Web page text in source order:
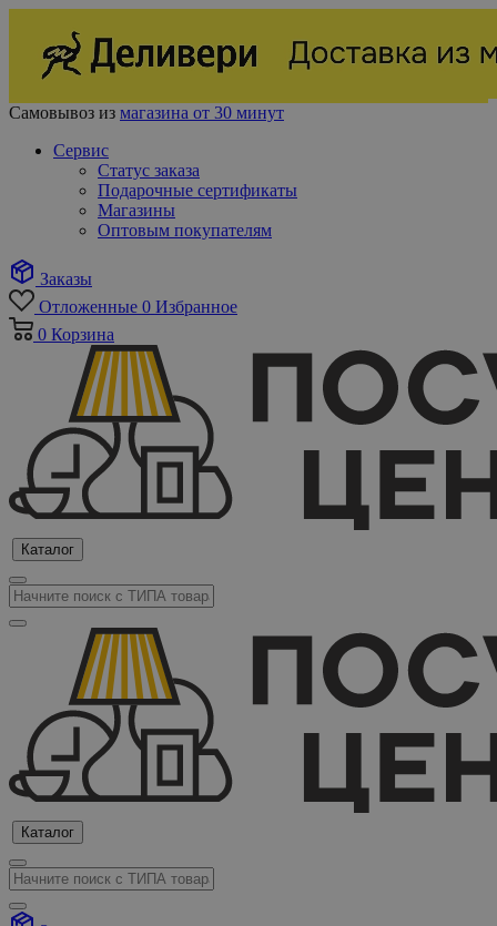
Самовывоз из магазина от 30 минут
Сервис
Статус заказа
Подарочные сертификаты
Магазины
Оптовым покупателям
Заказы
Отложенные 0 Избранное
0 Корзина
Каталог
Каталог